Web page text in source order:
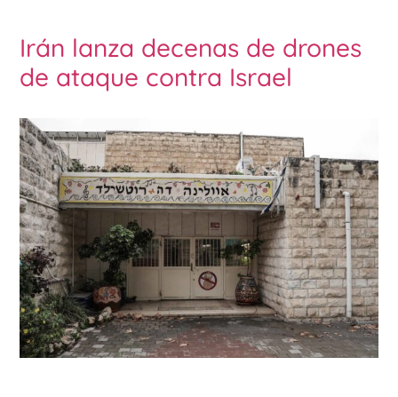
Irán lanza decenas de drones
de ataque contra Israel